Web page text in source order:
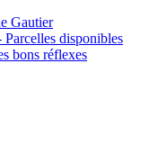
Gautier
disponibles
bons réflexes